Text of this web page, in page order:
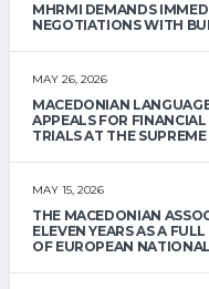
MHRMI DEMANDS
NEGOTIATIONS WITH
MAY 26, 2026
MACEDONIAN
APPEALS FOR
TRIALS AT THE
MAY 15, 2026
THE MACEDONIAN
ELEVEN YEARS AS A
OF EUROPEAN